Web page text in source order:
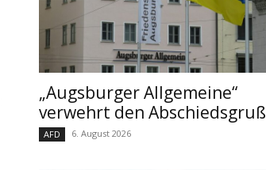
„Augsburger Allgemeine“
verwehrt den Abschiedsgruß
AFD 6. August 2026